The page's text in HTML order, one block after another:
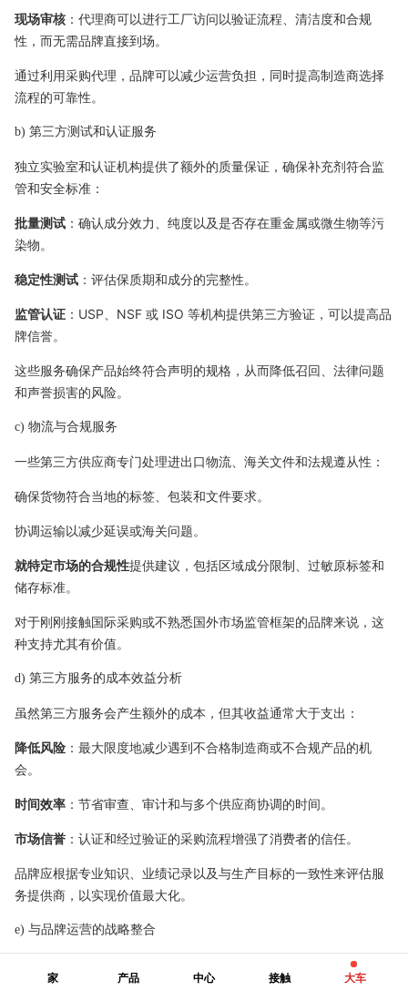
现场审核 ：代理商可以进行工厂访问以验证流程、清洁度和合规
性，而无需品牌直接到场。
通过利用采购代理，品牌可以减少运营负担，同时提高制造商选择
流程的可靠性。
b) 第三方测试和认证服务
独立实验室和认证机构提供了额外的质量保证，确保补充剂符合监
管和安全标准：
批量测试 ：确认成分效力、纯度以及是否存在重金属或微生物等污
染物。
稳定性测试 ：评估保质期和成分的完整性。
监管认证 ：USP、NSF 或 ISO 等机构提供第三方验证，可以提高品
牌信誉。
这些服务确保产品始终符合声明的规格，从而降低召回、法律问题
和声誉损害的风险。
c) 物流与合规服务
一些第三方供应商专门处理进出口物流、海关文件和法规遵从性：
确保货物符合当地的标签、包装和文件要求。
协调运输以减少延误或海关问题。
就特定市场的合规性提供建议，包括区域成分限制、过敏原标签和
储存标准。
对于刚刚接触国际采购或不熟悉国外市场监管框架的品牌来说，这
种支持尤其有价值。
d) 第三方服务的成本效益分析
虽然第三方服务会产生额外的成本，但其收益通常大于支出：
降低风险 ：最大限度地减少遇到不合格制造商或不合规产品的机
会。
时间效率 ：节省审查、审计和与多个供应商协调的时间。
市场信誉 ：认证和经过验证的采购流程增强了消费者的信任。
品牌应根据专业知识、业绩记录以及与生产目标的一致性来评估服
务提供商，以实现价值最大化。
e) 与品牌运营的战略整合
家 产品 中心 接触 大车